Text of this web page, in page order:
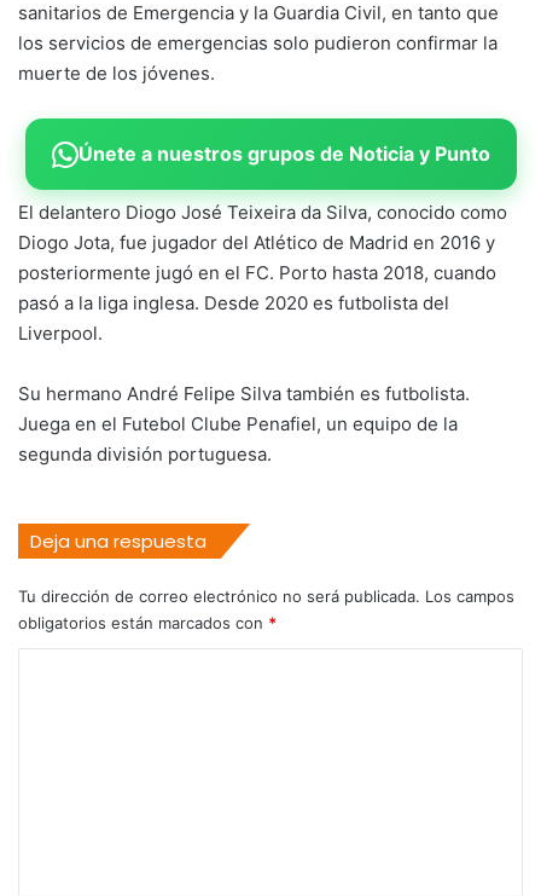
sanitarios de Emergencia y la Guardia Civil, en tanto que
los servicios de emergencias solo pudieron confirmar la
muerte de los jóvenes.
Únete a nuestros grupos de Noticia y Punto
El delantero Diogo José Teixeira da Silva, conocido como
Diogo Jota, fue jugador del Atlético de Madrid en 2016 y
posteriormente jugó en el FC. Porto hasta 2018, cuando
pasó a la liga inglesa. Desde 2020 es futbolista del
Liverpool.
Su hermano André Felipe Silva también es futbolista.
Juega en el Futebol Clube Penafiel, un equipo de la
segunda división portuguesa.
Deja una respuesta
Tu dirección de correo electrónico no será publicada. Los campos
obligatorios están marcados con *